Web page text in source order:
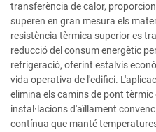
transferència de calor,
superen en gran mesura els
resistència tèrmica superior es
reducció del consum energètic
refrigeració, oferint estalvis
vida operativa de l'edifici.
elimina els camins de pont
instal·lacions d'aïllament
contínua que manté